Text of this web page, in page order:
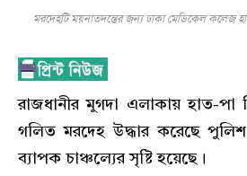
মরদেহটি ময়নাতদন্তের জন্য ঢাকা মেডিকেল কলেজ
রাজধানীর মুগদা এলাকায় হাত-পা
গলিত মরদেহ উদ্ধার করেছে
ব্যাপক চাঞ্চল্যের সৃষ্টি হয়েছে।